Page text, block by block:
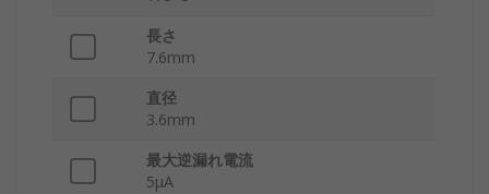
長さ
7.6mm
直径
3.6mm
最大逆漏れ電流
5μA